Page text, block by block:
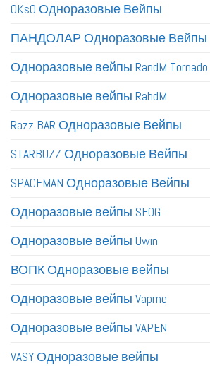
OKsO Одноразовые Вейпы
ПАНДОЛАР Одноразовые Вейпы
Одноразовые вейпы RandM Tornado
Одноразовые вейпы RahdM
Razz BAR Одноразовые Вейпы
STARBUZZ Одноразовые Вейпы
SPACEMAN Одноразовые Вейпы
Одноразовые вейпы SFOG
Одноразовые вейпы Uwin
ВОПК Одноразовые вейпы
Одноразовые вейпы Vapme
Одноразовые вейпы VAPEN
VASY Одноразовые вейпы